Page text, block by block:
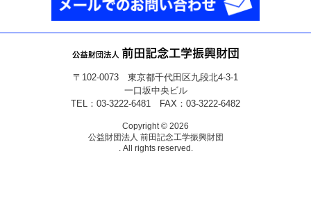
〒102-0073 東京都千代田区九段北4-3-1
一口坂中央ビル
TEL：03-3222-6481 FAX：03-3222-6482
Copyright © 2026
公益財団法人 前田記念工学振興財団
. All rights reserved.